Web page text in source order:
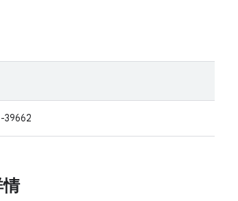
39662